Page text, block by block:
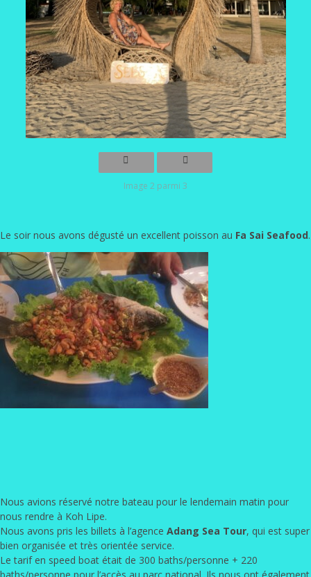
Image 2 parmi 3
Le soir nous avons dégusté un excellent poisson au Fa Sai Seafood.
Nous avions réservé notre bateau pour le lendemain matin pour
nous rendre à Koh Lipe.
Nous avons pris les billets à l’agence Adang Sea Tour, qui est super
bien organisée et très orientée service.
Le tarif en speed boat était de 300 baths/personne + 220